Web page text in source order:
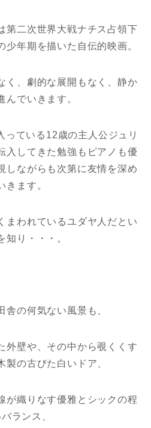
第二次世界大戦ナチス占領下
少年期を描いた自伝的映画。
く、劇的な展開もなく、静か
んでいきます。
っている12歳の主人公ジュリ
入してきた勉強もピアノも優
しながらも次第に友情を深め
きます。
まわれているユダヤ人だとい
知り・・・。
舎の何気ない風景も、
外壁や、その中から覗くくす
製の古びた白いドア、
が織りなす優雅とシックの程
ランス、